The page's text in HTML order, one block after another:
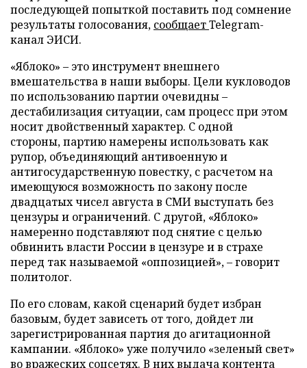
последующей попыткой поставить под сомнение
результаты голосования, сообщаетTelegram-
канал ЭИСИ.
«Яблоко» – это инструмент внешнего
вмешательства в наши выборы. Цели кукловодов
по использованию партии очевидны –
дестабилизация ситуации, сам процесс при этом
носит двойственный характер. С одной
стороны, партию намерены использовать как
рупор, объединяющий антивоенную и
антигосударственную повестку, с расчетом на
имеющуюся возможность по закону после
двадцатых чисел августа в СМИ выступать без
цензуры и ограничений. С другой, «Яблоко»
намеренно подставляют под снятие с целью
обвинить власти России в цензуре и в страхе
перед так называемой «оппозицией», – говорит
политолог.
По его словам, какой сценарий будет избран
базовым, будет зависеть от того, дойдет ли
зарегистрированная партия до агитационной
кампании. «Яблоко» уже получило «зеленый свет»
во вражеских соцсетях. В них выдача контента